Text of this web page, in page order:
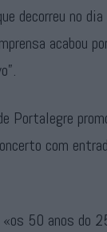
decorreu no
acabou
Portalegre
com
50 anos do